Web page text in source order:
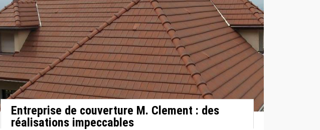
Entreprise de couverture M. Clement : des
réalisations impeccables